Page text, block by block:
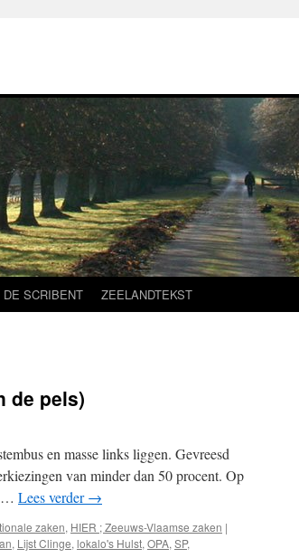
DE SCRIBENT ZEELANDTEKST
de pels)
en masse links liggen. Gevreesd
van minder dan 50 procent. Op
… Lees verder→
zaken, HIER ; Zeeuws-Vlaamse zaken |
, Lijst Clinge, lokalo's Hulst, OPA, SP,